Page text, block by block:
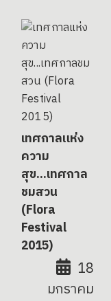
เทศกาลแห่ง
ความ
สุข...เทศกาล
ชมสวน
(Flora
Festival
2015)
18
มกราคม